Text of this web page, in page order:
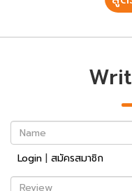
Name
Login | สมัครสมาชิก
Review